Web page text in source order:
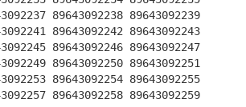
89643092238 89643092239
89643092242 89643092243
89643092246 89643092247
89643092250 89643092251
89643092254 89643092255
89643092258 89643092259